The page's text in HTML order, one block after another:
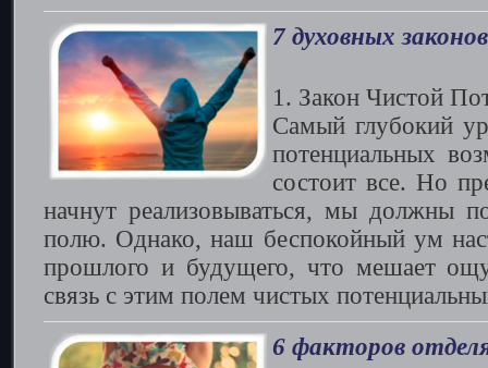
7 духовных
1. Закон Чистой
Самый глубокий
потенциальных
состоит все. Но
начнут реализовываться, мы должны
полю. Однако, наш беспокойный ум
прошлого и будущего, что мешает
связь с этим полем чистых
6 факторов